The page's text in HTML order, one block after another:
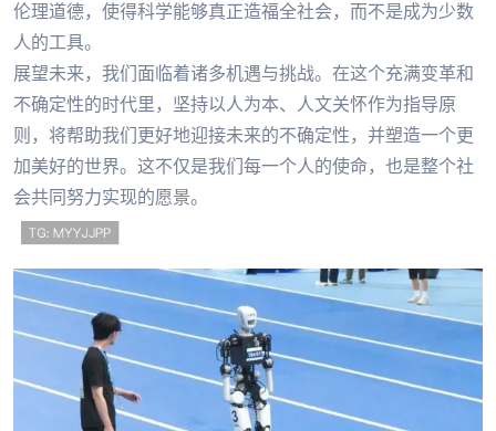
伦理道德，使得科学能够真正造福全社会，而不是成为少数
人的工具。
展望未来，我们面临着诸多机遇与挑战。在这个充满变革和
不确定性的时代里，坚持以人为本、人文关怀作为指导原
则，将帮助我们更好地迎接未来的不确定性，并塑造一个更
加美好的世界。这不仅是我们每一个人的使命，也是整个社
会共同努力实现的愿景。